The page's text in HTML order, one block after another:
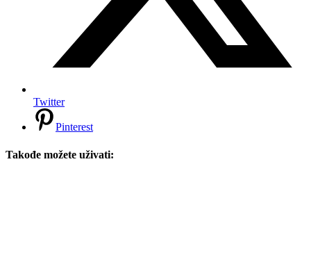
Twitter
Pinterest
Takođe možete uživati: